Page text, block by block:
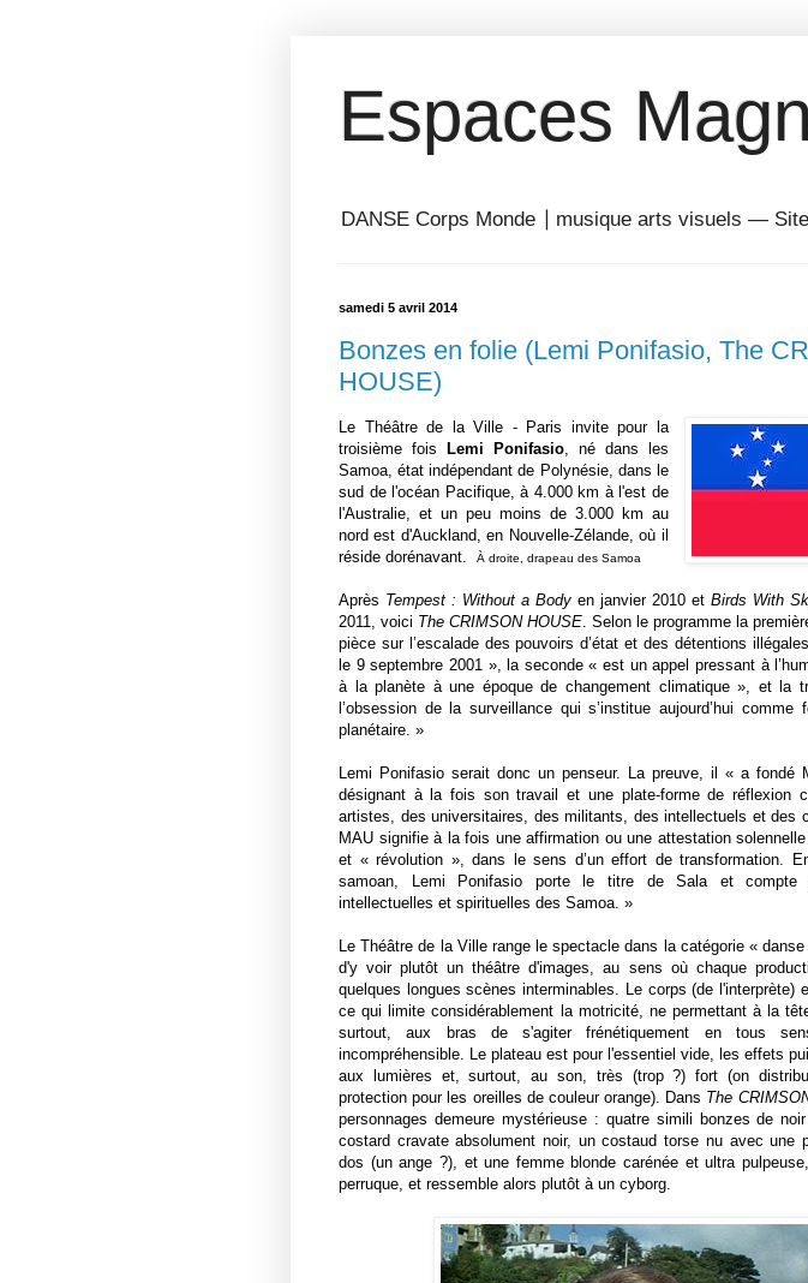
Espaces
DANSE Corps Monde ⎥ musique arts visuels —
samedi 5 avril 2014
Bonzes en folie (Lemi Ponifasio, The
HOUSE)
Le Théâtre de la Ville - Paris invite pour la
troisième fois
Lemi Ponifasio, né dans les
Samoa, état indépendant de Polynésie, dans le
sud de l'océan Pacifique, à 4.000 km à l'est de
l'Australie, et un peu moins de 3.000 km au
nord est d'Auckland, en Nouvelle-Zélande, où il
réside dorénavant.
À droite, drapeau des Samoa
Après Tempest : Without a Body en janvier 2010 et Birds With
2011, voici The CRIMSON HOUSE. Selon le programme la
pièce sur l’escalade des pouvoirs d’état et des détentions
le 9 septembre 2001 », la seconde « est un appel pressant à
à la planète à une époque de changement climatique », et la
l’obsession de la surveillance qui s’institue aujourd’hui comme
planétaire. »
Lemi Ponifasio serait donc un penseur. La preuve, il « a fondé
désignant à la fois son travail et une plate-forme de réflexion
artistes, des universitaires, des militants, des intellectuels et des
MAU signifie à la fois une affirmation ou une attestation
et « révolution », dans le sens d’un effort de transformation.
samoan, Lemi Ponifasio porte le titre de Sala et compte
intellectuelles et spirituelles des Samoa. »
Le Théâtre de la Ville range le spectacle dans la catégorie «
d'y voir plutôt un théâtre d'images, au sens où chaque
quelques longues scènes interminables. Le corps (de l'interprète)
ce qui limite considérablement la motricité, ne permettant à la
surtout, aux bras de s'agiter frénétiquement en tous
incompréhensible. Le plateau est pour l'essentiel vide, les effets
aux lumières et, surtout, au son, très (trop ?) fort (on
protection pour les oreilles de couleur orange). Dans The
personnages demeure mystérieuse : quatre simili bonzes de
costard cravate absolument noir, un costaud torse nu avec une
dos (un ange ?), et une femme blonde carénée et ultra
perruque, et ressemble alors plutôt à un cyborg.